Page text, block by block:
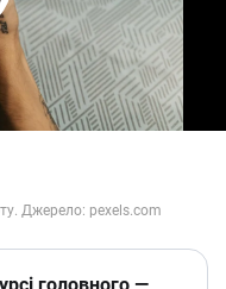
Video
головного —